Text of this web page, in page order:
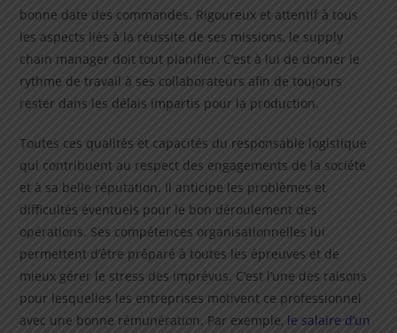
bonne date des commandes. Rigoureux et attentif à tous
les aspects liés à la réussite de ses missions, le supply
chain manager doit tout planifier. C’est à lui de donner le
rythme de travail à ses collaborateurs afin de toujours
rester dans les délais impartis pour la production.
Toutes ces qualités et capacités du responsable logistique
qui contribuent au respect des engagements de la société
et à sa belle réputation. Il anticipe les problèmes et
difficultés éventuels pour le bon déroulement des
opérations. Ses compétences organisationnelles lui
permettent d’être préparé à toutes les épreuves et de
mieux gérer le stress des imprévus. C’est l’une des raisons
pour lesquelles les entreprises motivent ce professionnel
avec une bonne rémunération. Par exemple, le salaire d’un